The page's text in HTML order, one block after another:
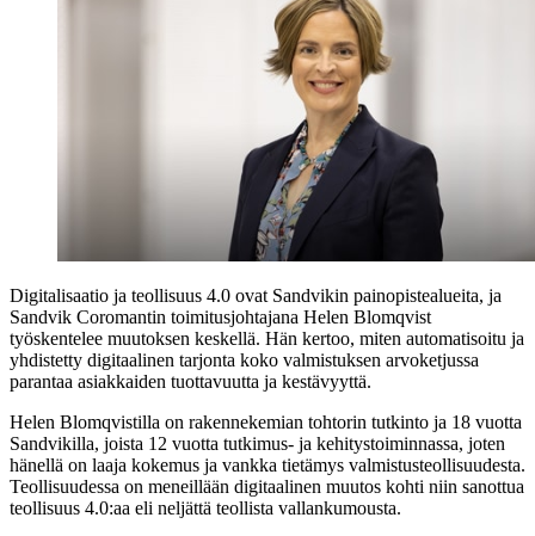
Digitalisaatio ja teollisuus 4.0 ovat Sandvikin painopistealueita, ja
Sandvik Coromantin toimitusjohtajana Helen Blomqvist
työskentelee muutoksen keskellä. Hän kertoo, miten automatisoitu ja
yhdistetty digitaalinen tarjonta koko valmistuksen arvoketjussa
parantaa asiakkaiden tuottavuutta ja kestävyyttä.
Helen Blomqvistilla on rakennekemian tohtorin tutkinto ja 18 vuotta
Sandvikilla, joista 12 vuotta tutkimus- ja kehitystoiminnassa, joten
hänellä on laaja kokemus ja vankka tietämys valmistusteollisuudesta.
Teollisuudessa on meneillään digitaalinen muutos kohti niin sanottua
teollisuus 4.0:aa eli neljättä teollista vallankumousta.